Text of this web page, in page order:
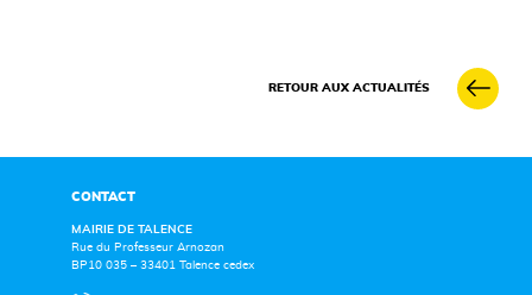
RETOUR AUX ACTUALITÉS
CONTACT
MAIRIE DE TALENCE
Rue du Professeur Arnozan
BP10 035 – 33401 Talence cedex